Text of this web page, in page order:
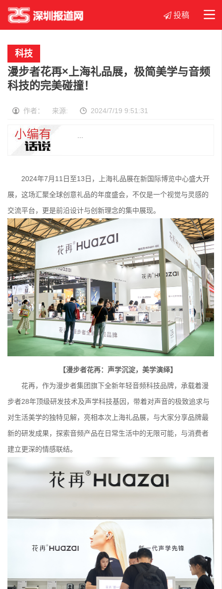
教育
品牌
投稿
科技
漫步者花再×上海礼品展，极简美学与音频
科技的完美碰撞！
作者： 来源: 2024/7/19 9:51:31
2024年7月11日至13日，上海礼品展在新国际博览中心盛大开
展，这场汇聚全球创意礼品的年度盛会，不仅是一个视觉与灵感的
交流平台，更是前沿设计与创新理念的集中展现。
【漫步者花再：声学沉淀，美学演绎】
花再，作为漫步者集团旗下全新年轻音频科技品牌，承载着漫
步者28年顶级研发技术及声学科技基因，带着对声音的极致追求与
对生活美学的独特见解，亮相本次上海礼品展，与大家分享品牌最
新的研发成果，探索音频产品在日常生活中的无限可能，与消费者
建立更深的情感联结。